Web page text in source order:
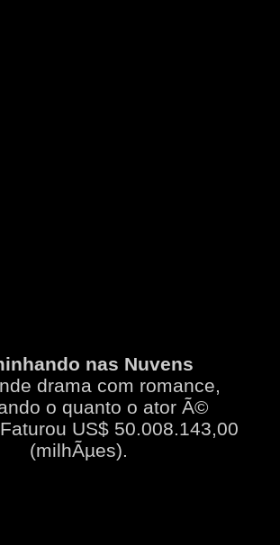
nas Nuvens
drama com romance,
o quanto o ator Ã©
US$ 50.008.143,00
(milhÃµes).